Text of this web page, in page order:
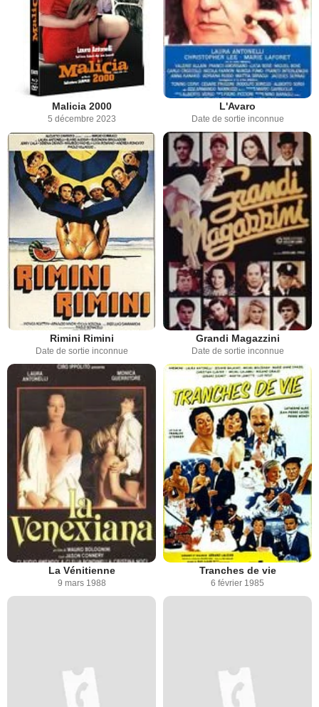
Malicia 2000
5 décembre 2023
L'Avaro
Date de sortie inconnue
Rimini Rimini
Date de sortie inconnue
Grandi Magazzini
Date de sortie inconnue
La Vénitienne
9 mars 1988
Tranches de vie
6 février 1985